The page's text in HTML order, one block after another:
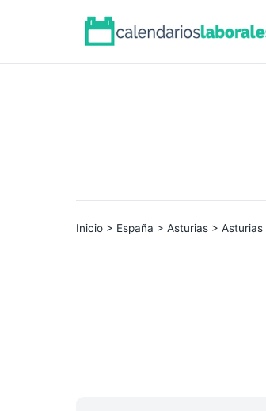
Inicio > España > Asturias > Asturias